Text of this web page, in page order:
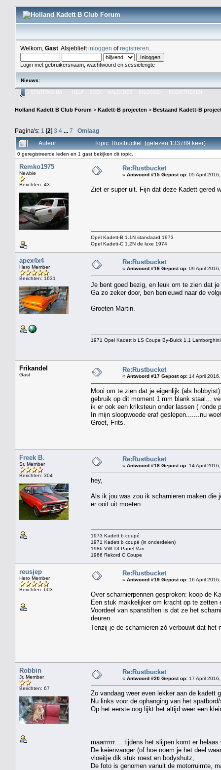
Welkom, Gast . Alsjeblieftinloggen ofregistreren
Login met gebruikersnaam, wachtwoord en sessielengte
Nieuws:
ZOEK
Holland Kadett B Club Forum > Kadett-B projecten > Bestaand Kadett-B
Pagina's: 1 [2] 3 4 ... 7
Omlaag
Auteur
Topic: Rustbucket (gelezen 133789 keer)
0 geregistreerde leden en 1 gast bekijken dit topic.
Remko1975
Newbie
Berichten: 43
Re:Rustbucket
« Antwoord #15 Gepost op: 05 April
Ziet er super uit. Fijn dat deze Kadett gered
Opel Kadett-B 1.1N standaard 1973
Opel Kadett-C 1.2N de luxe 1974
apex4x4
Hero Member
Berichten: 1631
Re:Rustbucket
« Antwoord #16 Gepost op: 09 April
Je bent goed bezig, en leuk om te zien dat
Ga zo zeker door, ben benieuwd naar de
Groeten Martin.
1971 Opel Kadett b LS Coupe By-Buick 1.1
Frikandel
Gast
Re:Rustbucket
« Antwoord #17 Gepost op: 14 April
Mooi om te zien dat je eigenlijk (als
gebruik op dit moment 1 mm blank staal...
ik er ook een kriksteun onder lassen ( ronde
In mijn sloopwoede eraf geslepen.......nu
Groet, Frits.
Freek B.
Sr. Member
Berichten: 304
Re:Rustbucket
« Antwoord #18 Gepost op: 14 April
hey,
Als ik jou was zou ik scharnieren maken die
er ooit uit moeten.
1973 Kadett b coupé
1971 Kadett b coupé (in onderdelen)
1986 VW T3 Panel Van
1966 Rekord C Coupe
reusjep
Hero Member
Berichten: 603
Re:Rustbucket
« Antwoord #19 Gepost op: 16 April
Over scharnierpennen gesproken: koop de
Een stuk makkelijker om kracht op te zetten
Voordeel van spanstiften is dat ze het
deuren.
Tenzij je de scharnieren zó verbouwt dat
Robbin
Jr. Member
Berichten: 67
Re:Rustbucket
« Antwoord #20 Gepost op: 17 April
Zo vandaag weer even lekker aan de kadett
Nu links voor de ophanging van het
Op het eerste oog lijkt het altijd weer een
maarrrrrr.... tijdens het slijpen komt er
De keienvanger (of hoe noem je het deel
vloeitje dik stuk roest en bodyshutz,
De foto is genomen vanuit de motorruimte,